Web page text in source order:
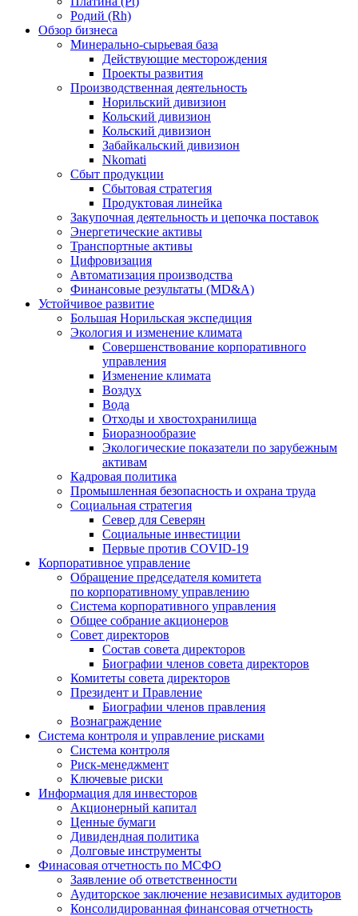
Родий (Rh)
Обзор бизнеса
Минерально-сырьевая база
Действующие месторождения
Проекты развития
Производственная деятельность
Норильский дивизион
Кольский дивизион
Кольский дивизион
Забайкальский дивизион
Nkomati
Сбыт продукции
Сбытовая стратегия
Продуктовая линейка
Закупочная деятельность и цепочка поставок
Энергетические активы
Транспортные активы
Цифровизация
Автоматизация производства
Финансовые результаты (MD&A)
Устойчивое развитие
Большая Норильская экспедиция
Экология и изменение климата
Совершенствование корпоративного
управления
Изменение климата
Воздух
Вода
Отходы и хвостохранилища
Биоразнообразие
Экологические показатели по зарубежным
активам
Кадровая политика
Промышленная безопасность и охрана труда
Социальная стратегия
Север для Северян
Социальные инвестиции
Первые против COVID‑19
Корпоративное управление
Обращение председателя комитета
по корпоративному управлению
Система корпоративного управления
Общее собрание акционеров
Совет директоров
Состав совета директоров
Биографии членов совета директоров
Комитеты совета директоров
Президент и Правление
Биографии членов правления
Вознаграждение
Система контроля и управление рисками
Система контроля
Риск-менеджмент
Ключевые риски
Информация для инвесторов
Акционерный капитал
Ценные бумаги
Дивидендная политика
Долговые инструменты
Финасовая отчетность по МСФО
Заявление об ответственности
Аудиторское заключение независимых аудиторов
Консолидированная финансовая отчетность